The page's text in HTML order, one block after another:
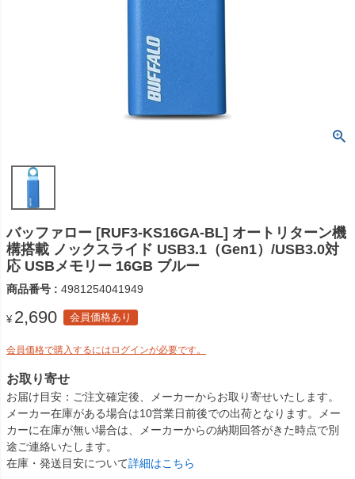
バッファロー [RUF3-KS16GA-BL] オートリターン機
構搭載 ノックスライド USB3.1（Gen1）/USB3.0対
応 USBメモリー 16GB ブルー
商品番号 4981254041949
¥ 2,690 会員価格あり
会員価格で購入するにはログインが必要です。
お取り寄せ
お届け目安
ご注文確定後、メーカーからお取り寄せいたします。
メーカー在庫がある場合は10営業日前後での出荷となります。メー
カーに在庫が無い場合は、メーカーからの納期回答がきた時点で別
途ご連絡いたします。
在庫・発送目安について詳細はこちら